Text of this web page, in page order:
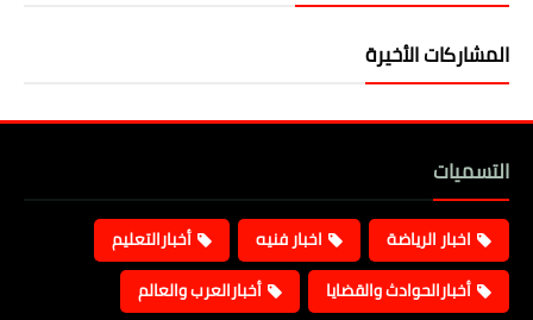
المشاركات الأخيرة
التسميات
اخبار الرياضة اخبار فنيه
أخبارالتعليم
أخبارالحوادث والقضايا
أخبارالعرب والعالم